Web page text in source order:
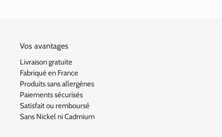
Vos avantages
Livraison gratuite
Fabriqué en France
Produits sans allergènes
Paiements sécurisés
Satisfait ou remboursé
Sans Nickel ni Cadmium